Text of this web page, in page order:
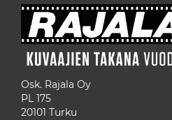
Osk. Rajala Oy
PL 175
20101 Turku